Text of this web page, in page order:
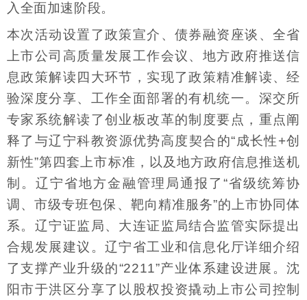
入全面加速阶段。
本次活动设置了政策宣介、债券融资座谈、全省
上市公司高质量发展工作会议、地方政府推送信
息政策解读四大环节，实现了政策精准解读、经
验深度分享、工作全面部署的有机统一。深交所
专家系统解读了创业板改革的制度要点，重点阐
释了与辽宁科教资源优势高度契合的“成长性+创
新性”第四套上市标准，以及地方政府信息推送机
制。辽宁省地方金融管理局通报了“省级统筹协
调、市级专班包保、靶向精准服务”的上市协同体
系。辽宁证监局、大连证监局结合监管实际提出
合规发展建议。辽宁省工业和信息化厅详细介绍
了支撑产业升级的“2211”产业体系建设进展。沈
阳市于洪区分享了以股权投资撬动上市公司控制